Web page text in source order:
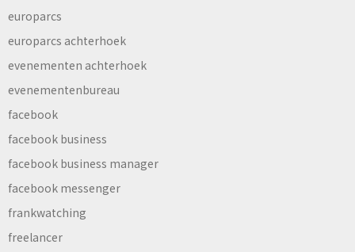
europarcs
europarcs achterhoek
evenementen achterhoek
evenementenbureau
facebook
facebook business
facebook business manager
facebook messenger
frankwatching
freelancer